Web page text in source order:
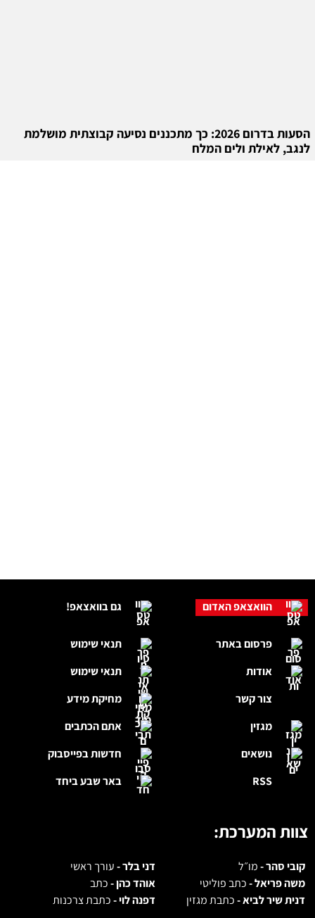
הסעות בדרום 2026: כך מתכננים נסיעה קבוצתית מושלמת
לנגב, לאילת ולים המלח
גם בוואצאפ!
תנאי שימוש
תנאי שימוש
מחיקת מידע
אתם הכתבים
חדשות בפייסבוק
באר שבע ביחד
הוואצאפ האדום
פרסום באתר
אודות
צור קשר
מגזין
נושאים
RSS
צוות המערכת:
קובי סהר -מו״ל דני בלר -עורך ראשי
משה פריאל -כתב פוליטי אוהד כהן -כתב
דנית שיר לביא -כתבת מגזין דפנה לוי -כתבת צרכנות